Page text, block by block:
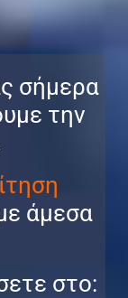
σήμερα
την
άμεσα
στο: